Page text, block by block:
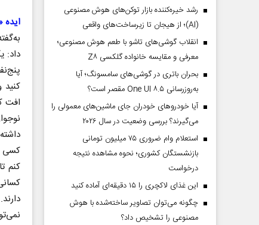
داد:
افت
کسی
کنم
نمی‌تواند
رشد خیره‌کننده بازار توکن‌های هوش مصنوعی
(AI)؛ از هیجان تا زیرساخت‌های واقعی
انقلاب گوشی‌های تاشو‌ با طعم هوش مصنوعی؛
معرفی و مقایسه خانواده گلکسی Z۸
بحران باتری در گوشی‌های سامسونگ؛ آیا
به‌روزرسانی One UI ۸.۵ مقصر است؟
آیا خودروهای خودران جای ماشین‌های معمولی را
می‌گیرند؟ بررسی وضعیت در سال ۲۰۲۶
استعلام وام ضروری ۷۵ میلیون تومانی
بازنشستگان کشوری؛ نحوه مشاهده نتیجه
درخواست
این غذای لاکچری را ۱۵ دقیقه‌ای آماده کنید
چگونه می‌توان تصاویر ساخته‌شده با هوش
مصنوعی را تشخیص داد؟